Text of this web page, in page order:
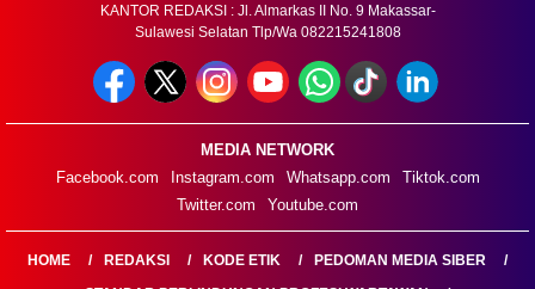
KANTOR REDAKSI : Jl. Almarkas II No. 9 Makassar-
Sulawesi Selatan Tlp/Wa 082215241808
MEDIA NETWORK
Facebook.com
Instagram.com Whatsapp.com
Tiktok.com
Twitter.com
Youtube.com
HOME REDAKSI KODE ETIK
PEDOMAN MEDIA SIBER